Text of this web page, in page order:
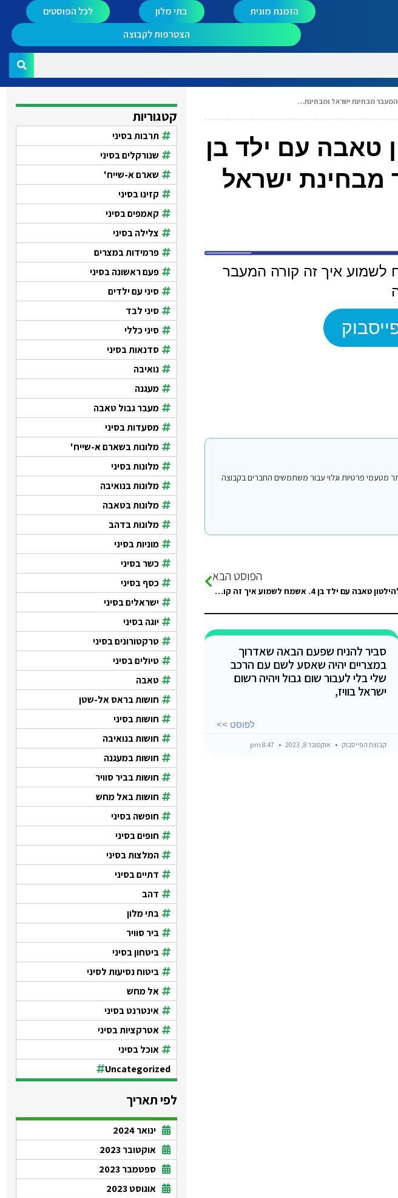
הזמנת מונית בתי מלון
לכל הפוסטים
הצטרפות לקבוצה
טאבה עם ילד בן
מבחינת ישראל
ראשונה להילטון טאבה עם ילד בן 4. אשמח לשמוע איך זה קורה המעבר
טיפים והמלצות" לפני 7 שנים. שמו או שמה לא מופיע באתר מטעמי פרטיות וגלוי עבור משתמשים החברים בקבוצה
הפוסט הבא
שלום רב, נוסעים פעם ראשונה להילטון טאבה עם ילד בן 4. אשמח לשמוע איך זה קורה המעבר מבחינת ישראל ומבחינת…
סביר להניח שפעם הבאה שאדרוך
במצריים יהיה שאסע לשם עם הרכב
שלי בלי לעבור שום גבול ויהיה רשום
ישראל בוויז,
לפוסט >>
קבוצת הפייסבוק אוקטובר 8, 2023
קטגוריות
תרבות בסיני
שנורקלים בסיני
שארם א-שייח'
קזינו בסיני
קאמפים בסיני
צלילה בסיני
פרמידות במצרים
פעם ראשונה בסיני
סיני עם ילדים
סיני לבד
סיני כללי
סדנאות בסיני
נואיבה
מעגנה
מעבר גבול טאבה
מסעדות בסיני
מלונות בשארם א-שייח'
מלונות בסיני
מלונות בנואיבה
מלונות בטאבה
מלונות בדהב
מוניות בסיני
כשר בסיני
כסף בסיני
ישראלים בסיני
יוגה בסיני
טרקטורונים בסיני
טיולים בסיני
טאבה
חושות בראס אל-שטן
חושות בסיני
חושות בנואיבה
חושות במעגנה
חושות בביר סוויר
חושות באל מחש
חופשה בסיני
חופים בסיני
המלצות בסיני
דתיים בסיני
דהב
בתי מלון
ביר סוויר
ביטחון בסיני
ביטוח נסיעות לסיני
אל מחש
אינטרנט בסיני
אטרקציות בסיני
אוכל בסיני
Uncategorized
לפי תאריך
ינואר 2024
אוקטובר 2023
ספטמבר 2023
אוגוסט 2023